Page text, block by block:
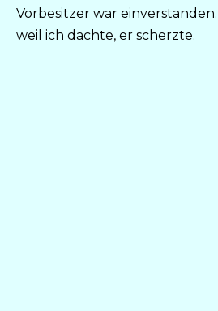
Vorbesitzer war
weil ich dachte, er scherzte.